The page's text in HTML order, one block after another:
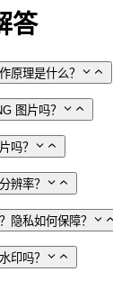
答
原理是什么？
图片吗？
吗？
辨率？
隐私如何保障？
印吗？